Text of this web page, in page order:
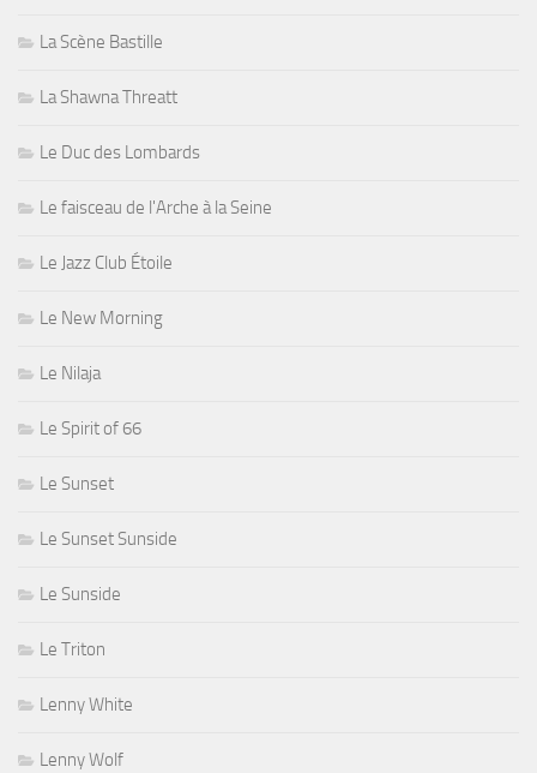
La Scène Bastille
La Shawna Threatt
Le Duc des Lombards
Le faisceau de l'Arche à la Seine
Le Jazz Club Étoile
Le New Morning
Le Nilaja
Le Spirit of 66
Le Sunset
Le Sunset Sunside
Le Sunside
Le Triton
Lenny White
Lenny Wolf